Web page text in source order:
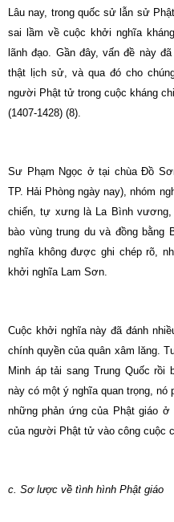
Lâu nay, trong quốc sử lẫn sử
sai lầm về cuộc khởi nghĩa
lãnh đạo. Gần đây, vấn đề này
thật lịch sử, và qua đó cho
người Phật tử trong cuộc kháng
(1407-1428) (8).
Sư Phạm Ngọc ở tại chùa Ðồ
TP. Hải Phòng ngày nay), nhóm
chiến, tự xưng là La Bình
bào vùng trung du và đồng
nghĩa không được ghi chép rõ,
khởi nghĩa Lam Sơn.
Cuộc khởi nghĩa này đã đánh
chính quyền của quân xâm lăng.
Minh áp tải sang Trung Quốc
này có một ý nghĩa quan trọng, nó
những phản ứng của Phật giáo
của người Phật tử vào công cuộc
c. Sơ lược về tình hình Phật giáo